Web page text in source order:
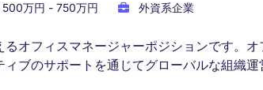
500万円 - 750万円 外資系企業
オフィスマネージャーポジションです。
ブのサポートを通じてグローバルな組織運